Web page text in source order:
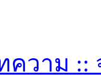
ความ ::